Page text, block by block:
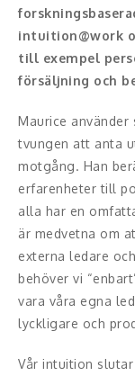
Konferencier
Radio och TV-
Underhållning
Event
Humoristiska
Ljus och
Komiker
intuition@work
till exempel
försäljning och
Maurice
tvungen att anta
motgång. Han
erfarenheter till
alla har en
är medvetna om
externa ledare
behöver vi
vara våra egna
lyckligare och
Vår intuition